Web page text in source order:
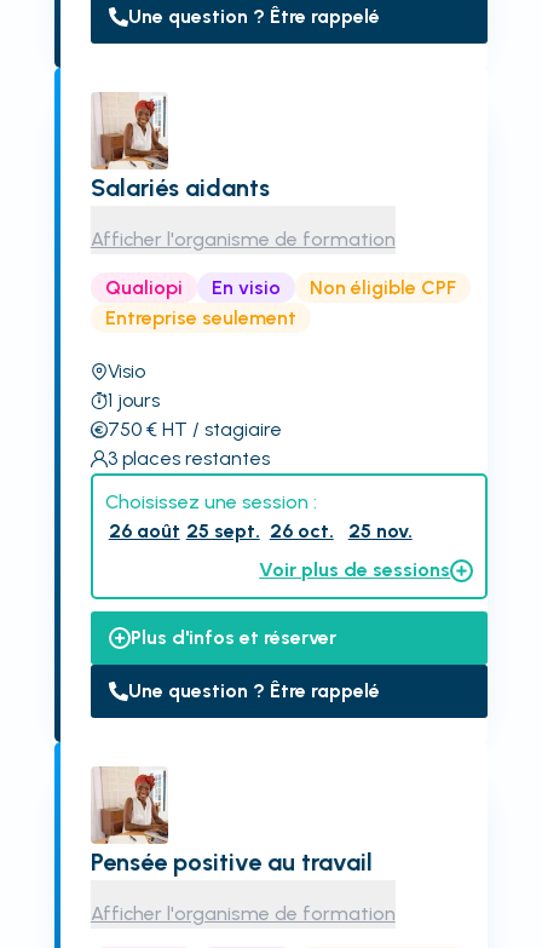
Une question ? Être rappelé
Salariés aidants
Afficher l'organisme de formation
Qualiopi En visio
Non éligible CPF
Entreprise seulement
Visio
1 jours
750€ HT / stagiaire
3 places restantes
Choisissez une session :
26 août 25 sept. 26 oct.
25 nov.
Voir plus de sessions
Plus d'infos et réserver
Une question ? Être rappelé
Pensée positive au travail
Afficher l'organisme de formation